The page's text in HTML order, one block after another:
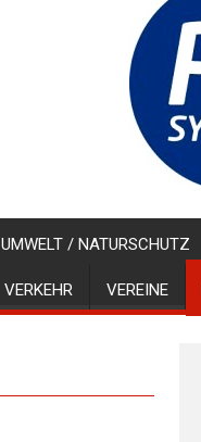
UMWELT / NATURSCHUTZ
VERKEHR VEREINE